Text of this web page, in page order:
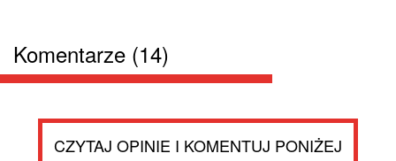
Komentarze (14)
CZYTAJ OPINIE I KOMENTUJ PONIŻEJ